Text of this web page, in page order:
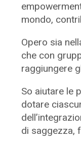
mondo,
Opero sia
che con
raggiungere
So aiutare le
dotare
di saggezza,